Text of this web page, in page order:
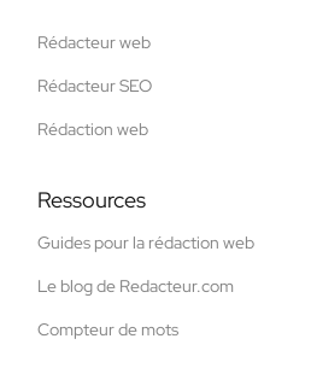
Rédacteur web
Rédacteur SEO
Rédaction web
Ressources
Guides pour la rédaction web
Le blog de Redacteur.com
Compteur de mots